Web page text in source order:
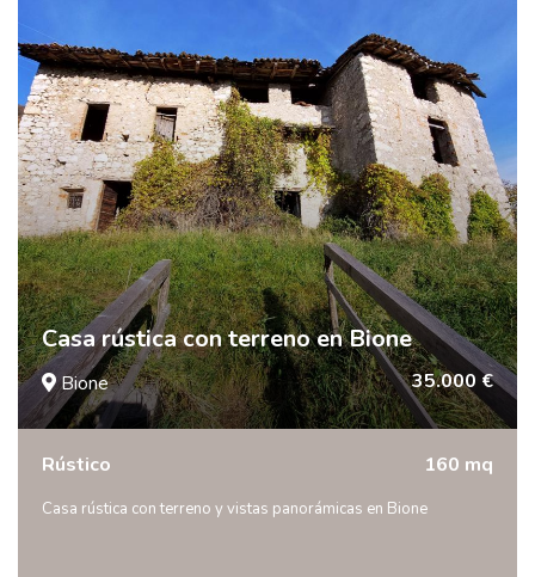
Casa rústica con terreno en Bione
Bione 35.000 €
Rústico 160 mq
Casa rústica con terreno y vistas panorámicas en Bione